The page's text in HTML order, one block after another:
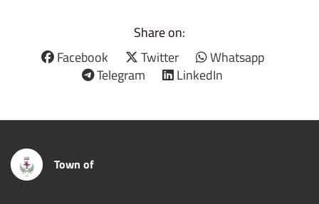
Share on:
Facebook
Twitter
Whatsapp
Telegram
LinkedIn
Town of